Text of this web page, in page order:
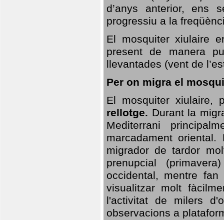
d’anys anterior, ens
progressiu a la
El mosquiter xiulaire
present de manera
llevantades (vent de
Per on migra el
El mosquiter xiulaire,
rellotge. Durant la
Mediterrani
marcadament
migrador de tardor
prenupcial
occidental, mentre
visualitzar molt
l'activitat de milers
observacions a